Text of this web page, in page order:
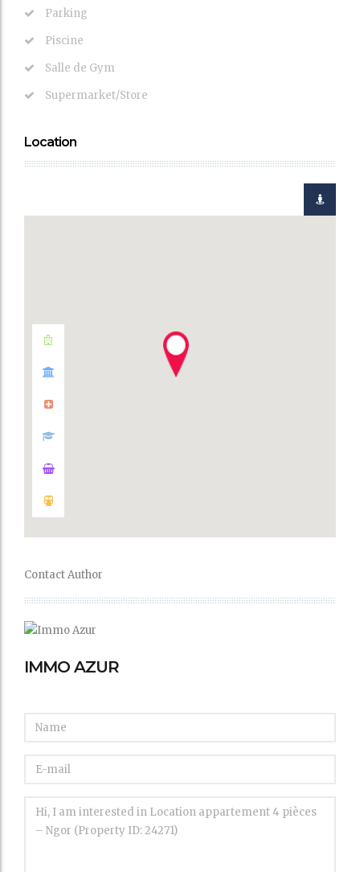
Parking
Piscine
Salle de Gym
Supermarket/Store
Location
Contact Author
IMMO AZUR